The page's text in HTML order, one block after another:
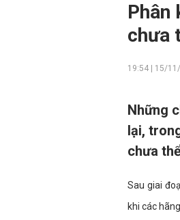
Phân
chưa
19:54 | 15/
Những
lại,
chưa
Sau giai
khi các